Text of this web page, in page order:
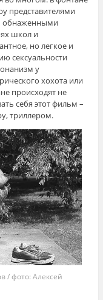
представителями
обнаженными
школ и
но легкое и
сексуальности
у
хохота или
происходят не
себя этот фильм –
триллером.
/ фото: Алексей